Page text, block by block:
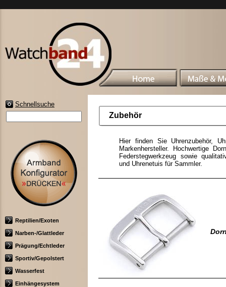
Schnellsuche
Reptilien/Exoten
Narben-/Glattleder
Prägung/Echtleder
Sportiv/Gepolstert
Wasserfest
Einhängesystem
Zubehör
Hier finden Sie Uhrenzubehör,
Markenhersteller. Hochwertige
Federstegwerkzeug sowie
und Uhrenetuis für Sammler.